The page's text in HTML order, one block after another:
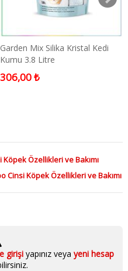
Garden Mix Silika Kristal Kedi
Kumu 3.8 Litre
306,00 ₺
Köpek Özellikleri ve Bakımı
Cinsi Köpek Özellikleri ve Bakımı
girişiyapınız veya yeni hesap